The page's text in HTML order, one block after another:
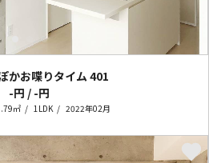
かお喋りタイム401
-円 / -円
㎡ 1LDK 2022年02月